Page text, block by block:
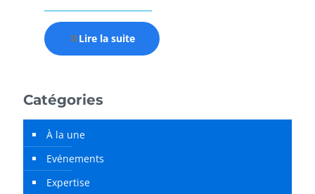
Lire la suite
Catégories
À la une
Evénements
Expertise